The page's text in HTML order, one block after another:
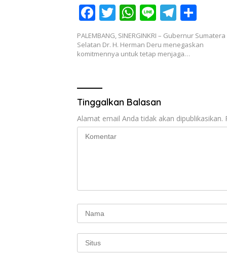
F
ac
e
b
o
k
T
w
itt
er
W
h
at
s
p
p
Li
n
e
T
el
e
gr
h
ar
PALEMBANG, SINERGINKRI – Gubernur Sumatera
Selatan Dr. H. Herman Deru menegaskan
komitmennya untuk tetap menjaga…
Tinggalkan Balasan
Alamat email Anda tidak akan dipublikasikan.